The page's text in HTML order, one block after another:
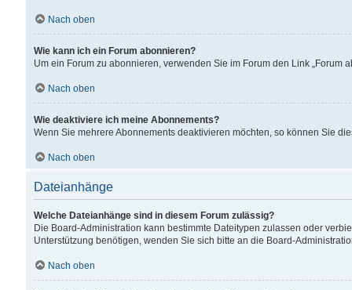
Nach oben
Wie kann ich ein Forum abonnieren?
Um ein Forum zu abonnieren, verwenden Sie im Forum den Link „Forum
Nach oben
Wie deaktiviere ich meine Abonnements?
Wenn Sie mehrere Abonnements deaktivieren möchten, so können Sie
Nach oben
Dateianhänge
Welche Dateianhänge sind in diesem Forum zulässig?
Die Board-Administration kann bestimmte Dateitypen zulassen oder
Unterstützung benötigen, wenden Sie sich bitte an die Board-
Nach oben